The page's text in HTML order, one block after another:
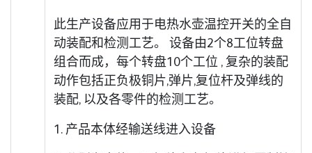
此生产设备应用于电热水壶温控开关的全自
动装配和检测工艺。 设备由2个8工位转盘
组合而成，每个转盘10个工位 , 复杂的装配
动作包括正负极铜片,弹片,复位杆及弹线的
装配, 以及各零件的检测工艺。
1. 产品本体经输送线进入设备